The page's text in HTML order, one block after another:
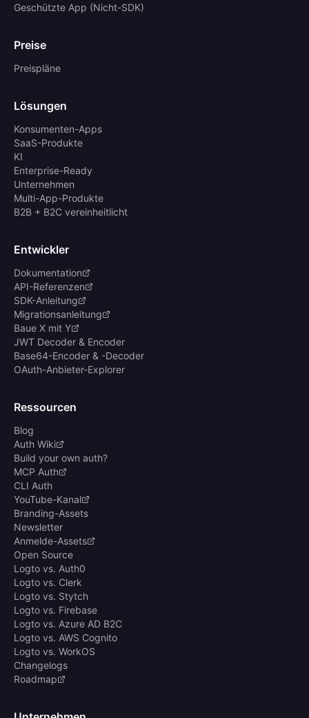
Geschützte App (Nicht-SDK)
Preise
Preispläne
Lösungen
Konsumenten-Apps
SaaS-Produkte
KI
Enterprise-Ready
Unternehmen
Multi-App-Produkte
B2B + B2C vereinheitlicht
Entwickler
Dokumentation
API-Referenzen
SDK-Anleitung
Migrationsanleitung
Baue X mit Y
JWT Decoder & Encoder
Base64-Encoder & -Decoder
OAuth-Anbieter-Explorer
Ressourcen
Blog
Auth Wiki
Build your own auth?
MCP Auth
CLI Auth
YouTube-Kanal
Branding-Assets
Newsletter
Anmelde-Assets
Open Source
Logto vs. Auth0
Logto vs. Clerk
Logto vs. Stytch
Logto vs. Firebase
Logto vs. Azure AD B2C
Logto vs. AWS Cognito
Logto vs. WorkOS
Changelogs
Roadmap